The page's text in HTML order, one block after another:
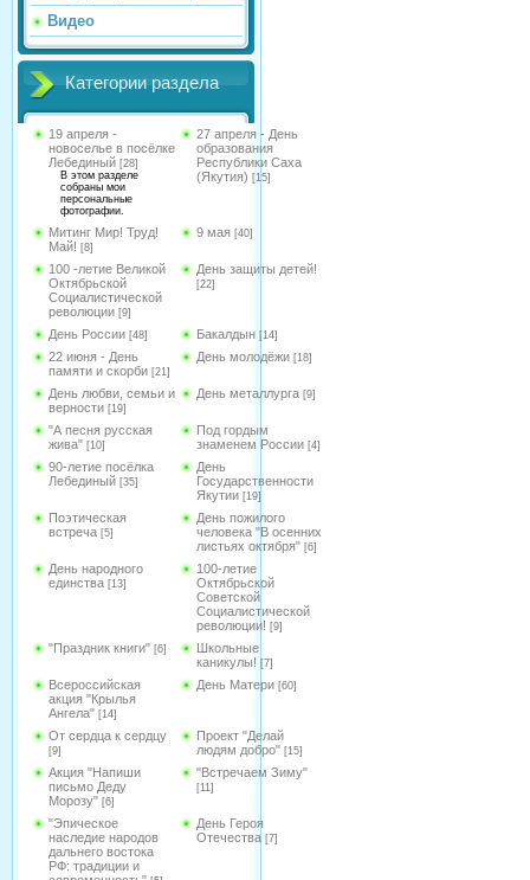
Видео
Категории раздела
19 апреля -
новоселье в посёлке
Лебединый [28]
В этом разделе
собраны мои
персональные
фотографии.
27 апреля - День
образования
Республики Саха
(Якутия) [15]
Митинг Мир! Труд!
Май! [8]
9 мая [40]
100 -летие Великой
Октябрьской
Социалистической
революции [9]
День защиты детей!
[22]
День России [48] Бакалдын [14]
22 июня - День
памяти и скорби [21]
День молодёжи [18]
День любви, семьи и
верности [19]
День металлурга [9]
"А песня русская
жива" [10]
Под гордым
знаменем России [4]
90-летие посёлка
Лебединый [35]
День
Государственности
Якутии [19]
Поэтическая
встреча [5]
День пожилого
человека "В осенних
листьях октября" [6]
День народного
единства [13]
100-летие
Октябрьской
Советской
Социалистической
революции! [9]
"Праздник книги" [6]
Школьные
каникулы! [7]
Всероссийская
акция "Крылья
Ангела" [14]
День Матери [60]
От сердца к сердцу
[9]
Проект "Делай
людям добро" [15]
Акция "Напиши
письмо Деду
Морозу" [6]
"Встречаем Зиму"
[11]
"Эпическое
наследие народов
дальнего востока
РФ: традиции и
День Героя
Отечества [7]